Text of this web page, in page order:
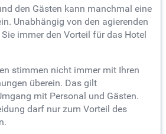
den Gästen kann manchmal eine
Unabhängig von den agierenden
immer den Vorteil für das Hotel
stimmen nicht immer mit Ihren
überein. Das gilt
mit Personal und Gästen.
darf nur zum Vorteil des